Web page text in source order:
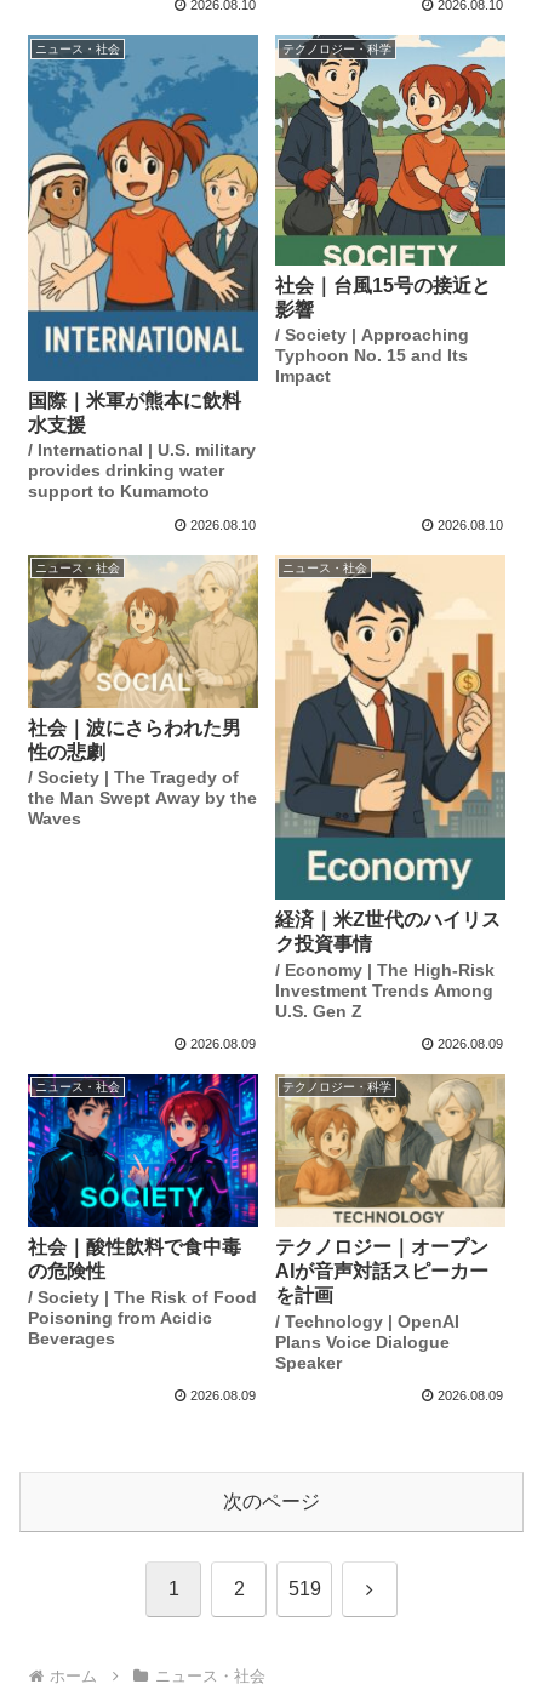
2026.08.10 2026.08.10
ニュース・社会
国際｜米軍が熊本に飲料
水支援
/ International | U.S. military
provides drinking water
support to Kumamoto
2026.08.10
テクノロジー・科学
社会｜台風15号の接近と
影響
/ Society | Approaching
Typhoon No. 15 and Its
Impact
2026.08.10
ニュース・社会
社会｜波にさらわれた男
性の悲劇
/ Society | The Tragedy of
the Man Swept Away by the
Waves
2026.08.09
ニュース・社会
経済｜米Z世代のハイリス
ク投資事情
/ Economy | The High-Risk
Investment Trends Among
U.S. Gen Z
2026.08.09
ニュース・社会
社会｜酸性飲料で食中毒
の危険性
/ Society | The Risk of Food
Poisoning from Acidic
Beverages
2026.08.09
テクノロジー・科学
テクノロジー｜オープン
AIが音声対話スピーカー
を計画
/ Technology | OpenAI
Plans Voice Dialogue
Speaker
2026.08.09
次のページ
1 2 519 次
ホーム ニュース・社会